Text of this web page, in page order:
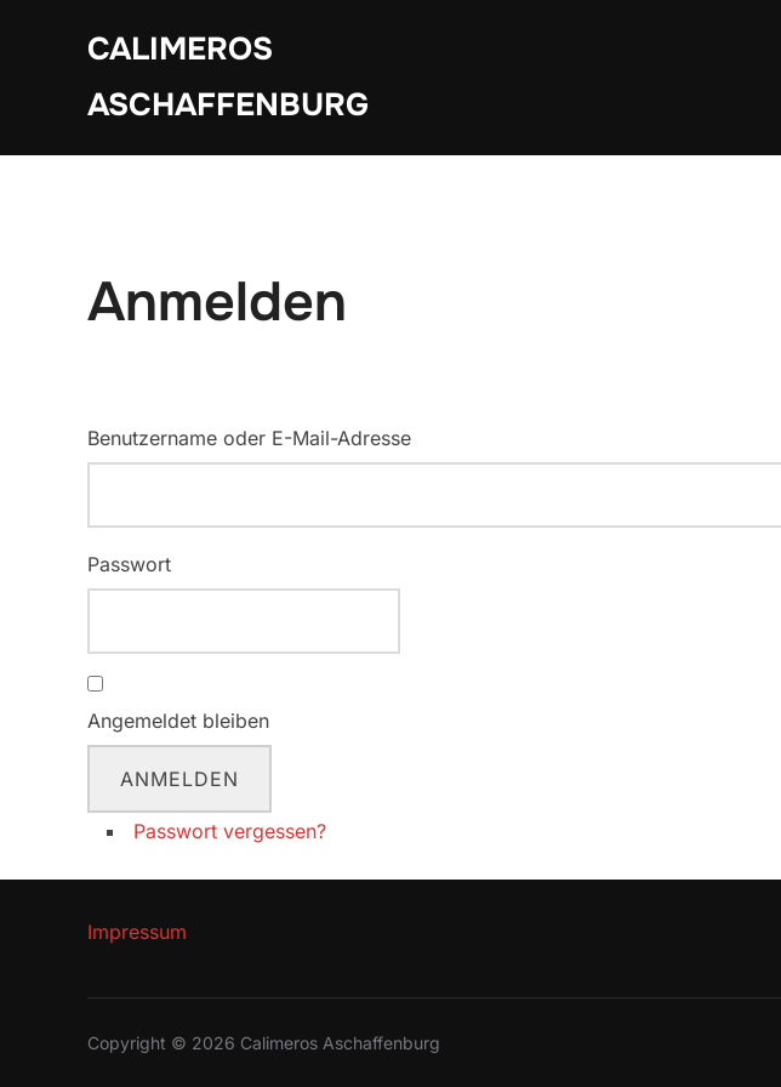
CALIMEROS
ASCHAFFENBURG
Anmelden
Benutzername oder E-Mail-Adresse
Passwort
Angemeldet bleiben
ANMELDEN
Passwort vergessen?
Impressum
Copyright © 2026 Calimeros Aschaffenburg